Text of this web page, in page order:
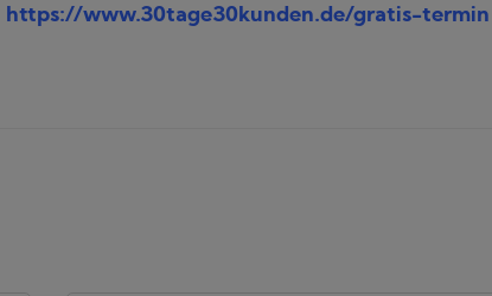
https://www.30tage30kunden.de/gratis-termin